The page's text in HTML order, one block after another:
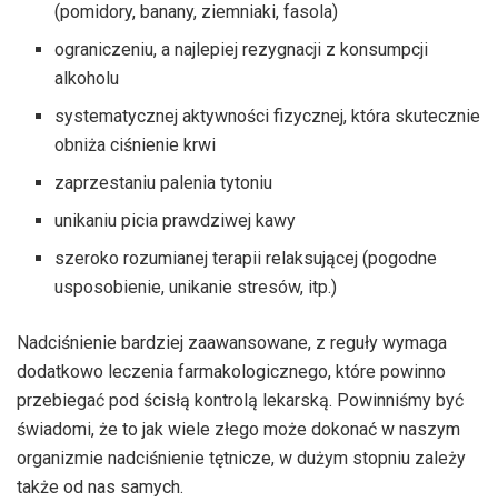
(pomidory, banany, ziemniaki, fasola)
ograniczeniu, a najlepiej rezygnacji z konsumpcji
alkoholu
systematycznej aktywności fizycznej, która skutecznie
obniża ciśnienie krwi
zaprzestaniu palenia tytoniu
unikaniu picia prawdziwej kawy
szeroko rozumianej terapii relaksującej (pogodne
usposobienie, unikanie stresów, itp.)
Nadciśnienie bardziej zaawansowane, z reguły wymaga
dodatkowo leczenia farmakologicznego, które powinno
przebiegać pod ścisłą kontrolą lekarską. Powinniśmy być
świadomi, że to jak wiele złego może dokonać w naszym
organizmie nadciśnienie tętnicze, w dużym stopniu zależy
także od nas samych.